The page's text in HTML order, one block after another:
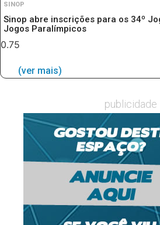
SINOP
Sinop abre inscrições para os 34º
Jogos Paralímpicos
(ver mais)
publicidade